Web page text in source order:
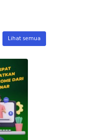
Lihat semua